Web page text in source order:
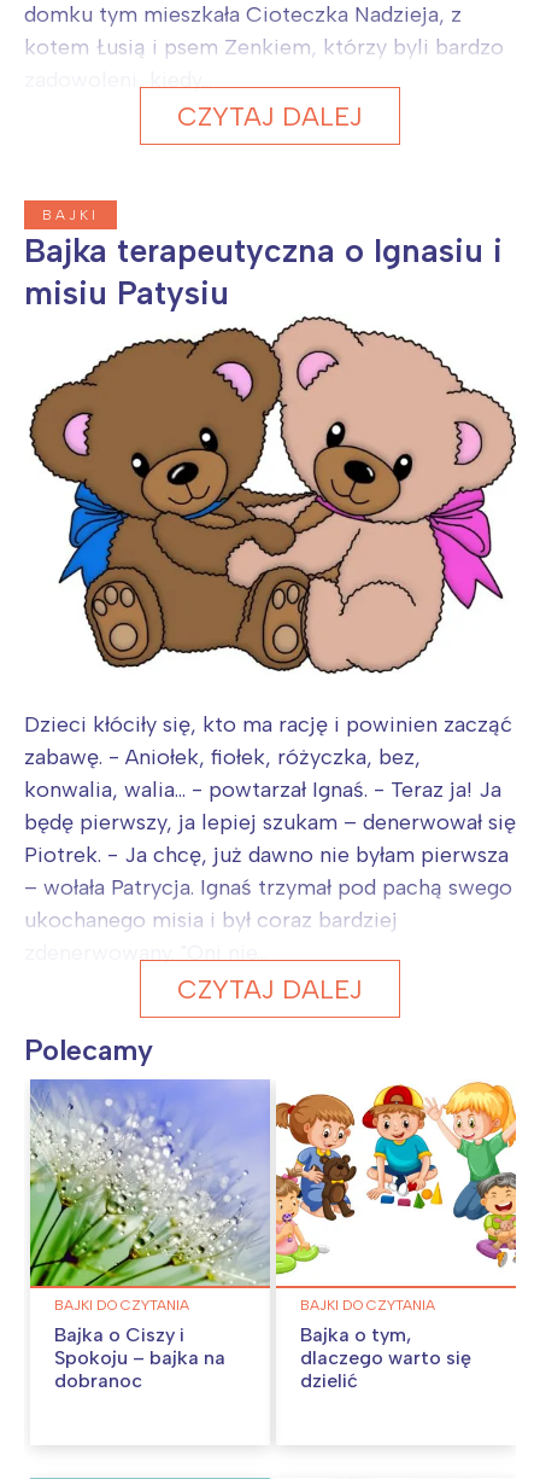
domku tym mieszkała Cioteczka Nadzieja, z
kotem Łusią i psem Zenkiem, którzy byli bardzo
CZYTAJ DALEJ
BAJKI
Bajka terapeutyczna o Ignasiu i
misiu Patysiu
Dzieci kłóciły się, kto ma rację i powinien zacząć
zabawę. - Aniołek, fiołek, różyczka, bez,
konwalia, walia... - powtarzał Ignaś. - Teraz ja! Ja
będę pierwszy, ja lepiej szukam – denerwował się
Piotrek. - Ja chcę, już dawno nie byłam pierwsza
– wołała Patrycja. Ignaś trzymał pod pachą swego
ukochanego misia i był coraz bardziej
CZYTAJ DALEJ
Polecamy
BAJKI DO CZYTANIA
Bajka o Ciszy i
Spokoju – bajka na
dobranoc
BAJKI DO CZYTANIA
Bajka o tym,
dlaczego warto się
dzielić